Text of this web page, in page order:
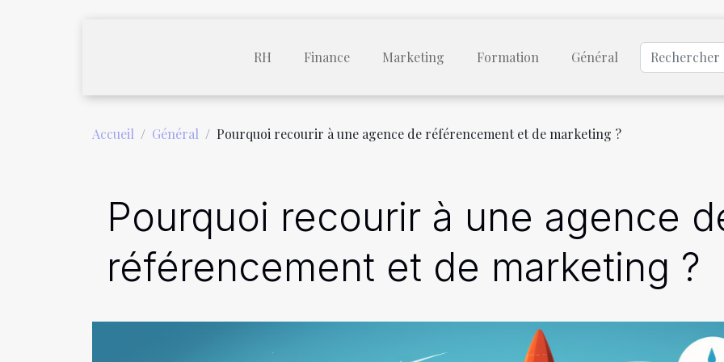
RH Finance Marketing Formation Général
Accueil Général Pourquoi recourir à une agence de référencement et de marketing ?
Pourquoi recourir à une agence
référencement et de marketing ?